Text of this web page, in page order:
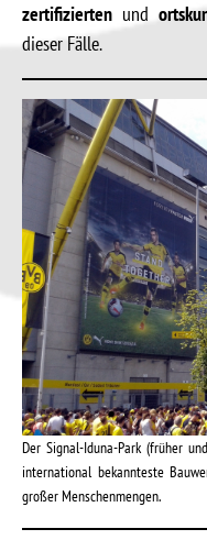
zertifizierten und
dieser Fälle.
Der Signal-Iduna-Park (früher
international bekannteste
großer Menschenmengen.